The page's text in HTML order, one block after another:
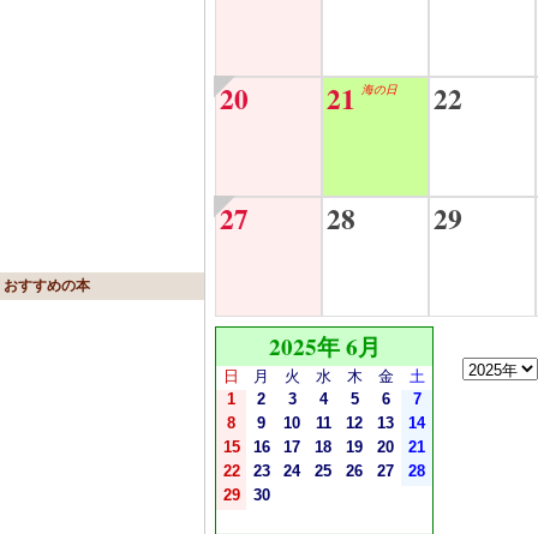
おすすめの本
20 21 海の日 22
27 28 29
2025年 6月
日 月 火 水 木 金
土
1
2 3 4 5 6
7
8
9 10 11 12 13
14
15
16 17 18 19 20
21
22
23 24 25 26 27
28
29
30